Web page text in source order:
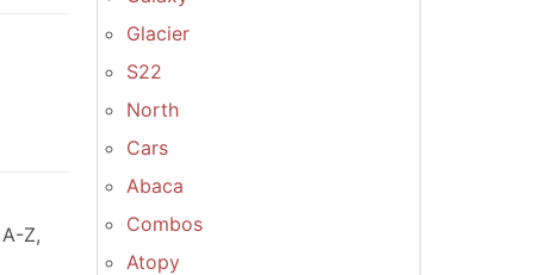
Z,
Glacier
S22
North
Cars
Abaca
Combos
Atopy